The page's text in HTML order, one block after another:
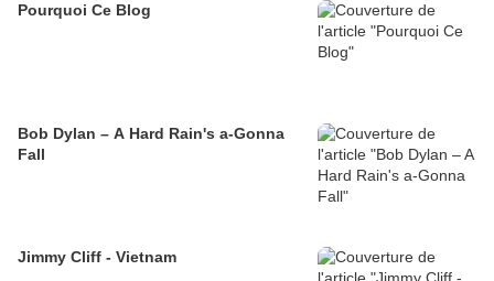
Pourquoi Ce Blog
Bob Dylan – A Hard Rain's a-Gonna
Fall
Jimmy Cliff - Vietnam